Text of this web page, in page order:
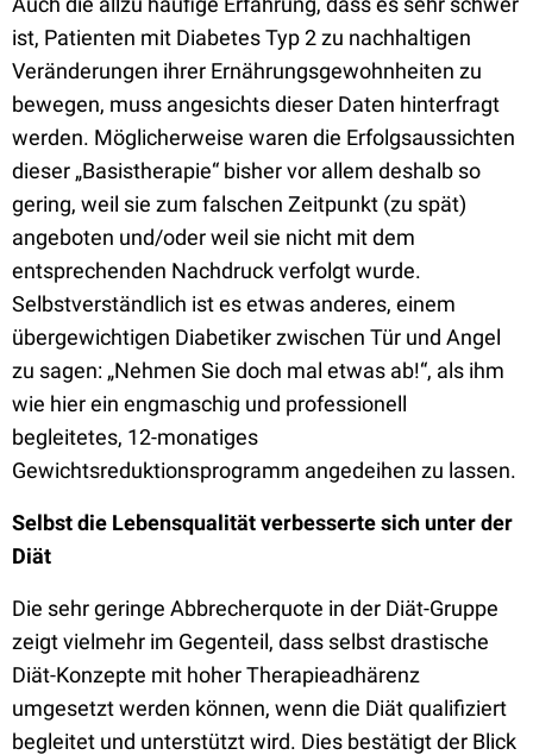
ist, Patienten mit Diabetes Typ 2 zu nachhaltigen
Veränderungen ihrer Ernährungsgewohnheiten zu
bewegen, muss angesichts dieser Daten hinterfragt
werden. Möglicherweise waren die Erfolgsaussichten
dieser „Basistherapie“ bisher vor allem deshalb so
gering, weil sie zum falschen Zeitpunkt (zu spät)
angeboten und/oder weil sie nicht mit dem
entsprechenden Nachdruck verfolgt wurde.
Selbstverständlich ist es etwas anderes, einem
übergewichtigen Diabetiker zwischen Tür und Angel
zu sagen: „Nehmen Sie doch mal etwas ab!“, als ihm
wie hier ein engmaschig und professionell
begleitetes, 12-monatiges
Gewichtsreduktionsprogramm angedeihen zu lassen.
Selbst die Lebensqualität verbesserte sich unter der
Diät
Die sehr geringe Abbrecherquote in der Diät-Gruppe
zeigt vielmehr im Gegenteil, dass selbst drastische
Diät-Konzepte mit hoher Therapieadhärenz
umgesetzt werden können, wenn die Diät qualifiziert
begleitet und unterstützt wird. Dies bestätigt der Blick